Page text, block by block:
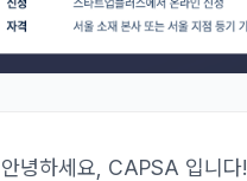
안녕하세요, CAPSA 입니다!